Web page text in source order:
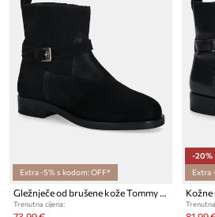
Extra -5% s kodom: OFF*
Gležnječe od brušene kože Tommy Hilfiger TH BUCKLE RIDING SUEDE BOOTIE
Trenutna cijena:
-20%
Extra